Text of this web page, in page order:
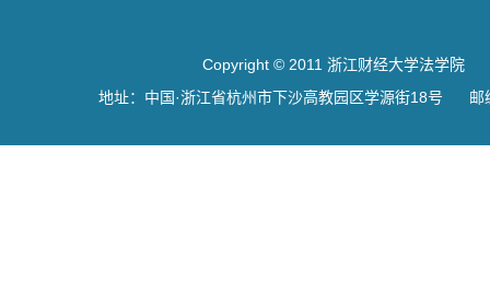
Copyright © 2011 浙江财经大学法学院
地址：中国·浙江省杭州市下沙高教园区学源街18号 邮